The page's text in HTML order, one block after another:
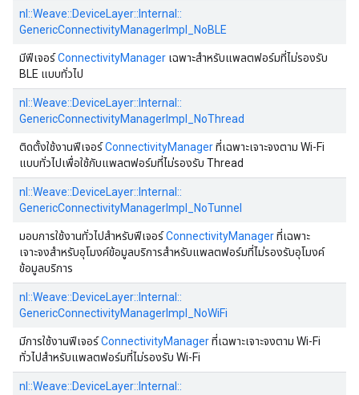
nl::Weave::DeviceLayer:: Internal::
GenericConnectivityManagerImpl_NoBLE
มีฟีเจอร์ConnectivityManager เฉพาะสำหรับแพลตฟอร์มที่ไม่รองรับ
BLE แบบทั่วไป
nl::Weave::DeviceLayer:: Internal::
GenericConnectivityManagerImpl_NoThread
ติดตั้งใช้งานฟีเจอร์ConnectivityManagerที่เฉพาะเจาะจงตาม Wi-Fi
แบบทั่วไปเพื่อใช้กับแพลตฟอร์มที่ไม่รองรับ Thread
nl::Weave::DeviceLayer:: Internal::
GenericConnectivityManagerImpl_NoTunnel
มอบการใช้งานทั่วไปสำหรับฟีเจอร์ConnectivityManagerที่เฉพาะ
เจาะจงสำหรับอุโมงค์ข้อมูลบริการสำหรับแพลตฟอร์มที่ไม่รองรับอุโมงค์
ข้อมูลบริการ
nl::Weave::DeviceLayer:: Internal::
GenericConnectivityManagerImpl_NoWiFi
มีการใช้งานฟีเจอร์ConnectivityManagerที่เฉพาะเจาะจงตาม Wi-Fi
ทั่วไปสำหรับแพลตฟอร์มที่ไม่รองรับ Wi-Fi
nl::Weave::DeviceLayer:: Internal::